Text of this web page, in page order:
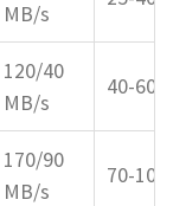
MB/s
120/40
MB/s
40-60€
170/90
MB/s
70-